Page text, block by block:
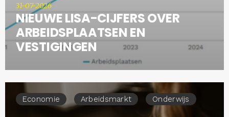
31-07-2026
NIEUWE LISA-CIJFERS OVER
ARBEIDSPLAATSEN EN
VESTIGINGEN
Economie Arbeidsmarkt Onderwijs